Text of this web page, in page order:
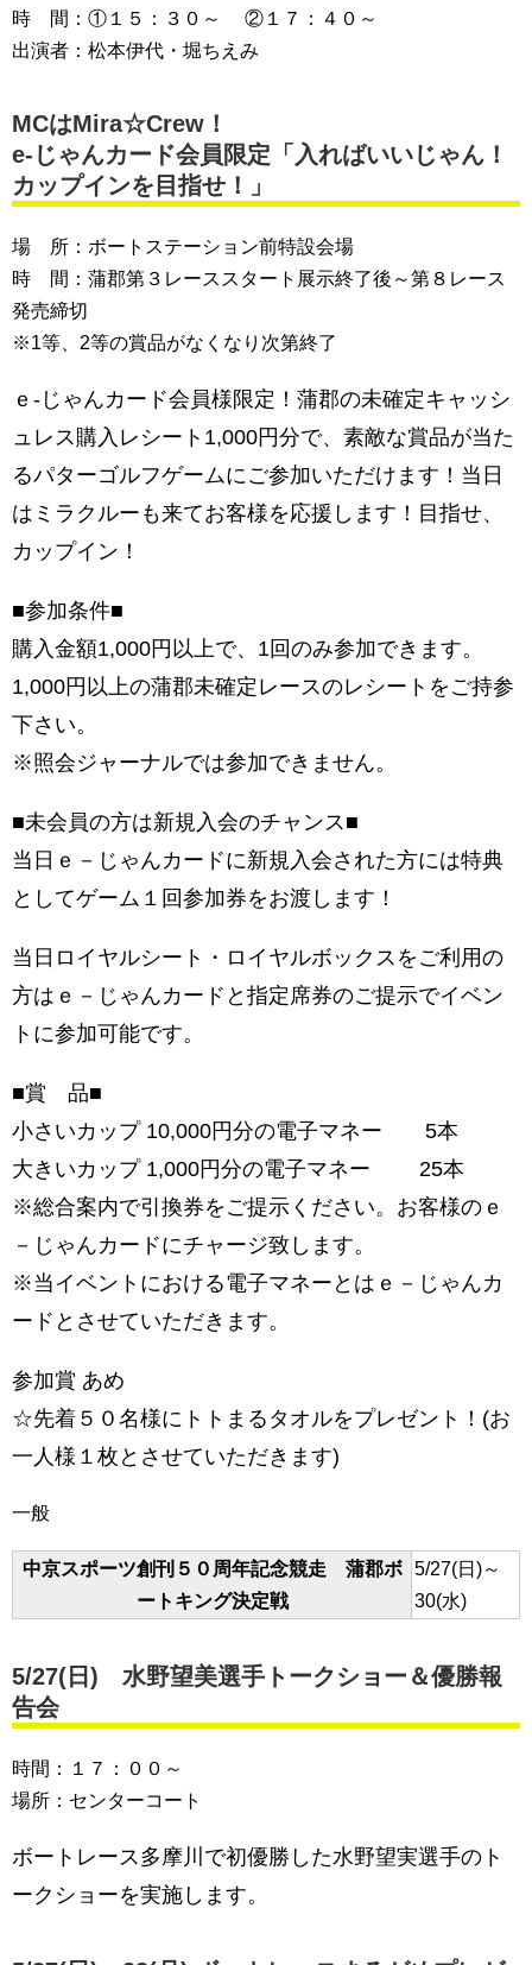
時 間：①１５：３０～ ②１７：４０～
出演者：松本伊代・堀ちえみ
MCはMira☆Crew！
e-じゃんカード会員限定「入ればいいじゃん！
カップインを目指せ！」
場 所：ボートステーション前特設会場
時 間：蒲郡第３レーススタート展示終了後～第８レース
発売締切
※1等、2等の賞品がなくなり次第終了
ｅ-じゃんカード会員様限定！蒲郡の未確定キャッシ
ュレス購入レシート1,000円分で、素敵な賞品が当た
るパターゴルフゲームにご参加いただけます！当日
はミラクルーも来てお客様を応援します！目指せ、
カップイン！
■参加条件■
購入金額1,000円以上で、1回のみ参加できます。
1,000円以上の蒲郡未確定レースのレシートをご持参
下さい。
※照会ジャーナルでは参加できません。
■未会員の方は新規入会のチャンス■
当日ｅ－じゃんカードに新規入会された方には特典
としてゲーム１回参加券をお渡します！
当日ロイヤルシート・ロイヤルボックスをご利用の
方はｅ－じゃんカードと指定席券のご提示でイベン
トに参加可能です。
■賞 品■
小さいカップ 10,000円分の電子マネー 5本
大きいカップ 1,000円分の電子マネー 25本
※総合案内で引換券をご提示ください。お客様のｅ
－じゃんカードにチャージ致します。
※当イベントにおける電子マネーとはｅ－じゃんカ
ードとさせていただきます。
参加賞 あめ
☆先着５０名様にトトまるタオルをプレゼント！(お
一人様１枚とさせていただきます)
一般
中京スポーツ創刊５０周年記念競走 蒲郡ボ
ートキング決定戦
5/27(日)～
30(水)
5/27( 日 ) 水野望美選手トークショー＆優勝報
告会
時間：１７：００～
場所：センターコート
ボートレース多摩川で初優勝した水野望実選手のト
ークショーを実施します。